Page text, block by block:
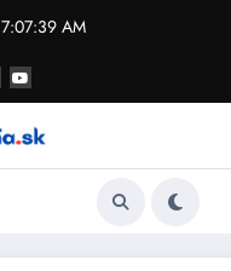
7:07:39 AM